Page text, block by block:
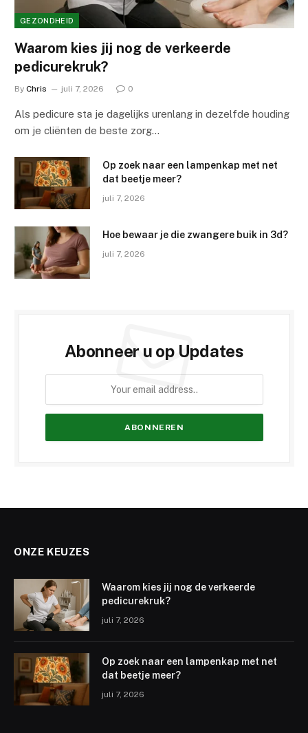
GEZONDHEID
Waarom kies jij nog de verkeerde
pedicurekruk?
By Chris juli 7, 2026 0
Als pedicure sta je dagelijks urenlang in dezelfde houding
om je cliënten de beste zorg…
Op zoek naar een lampenkap met net
dat beetje meer?
juli 7, 2026
Hoe bewaar je die zwangere buik in 3d?
juli 7, 2026
Abonneer u op Updates
ONZE KEUZES
Waarom kies jij nog de verkeerde
pedicurekruk?
juli 7, 2026
Op zoek naar een lampenkap met net
dat beetje meer?
juli 7, 2026